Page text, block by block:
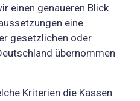
einen genaueren Blick
eine
gesetzlichen oder
übernommen
Kriterien die Kassen